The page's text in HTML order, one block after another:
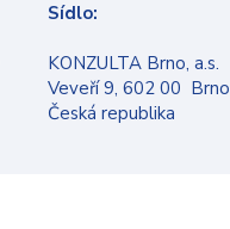
Sídlo:
KONZULTA Brno, a.s.
Veveří 9, 602 00 Brno
Česká republika